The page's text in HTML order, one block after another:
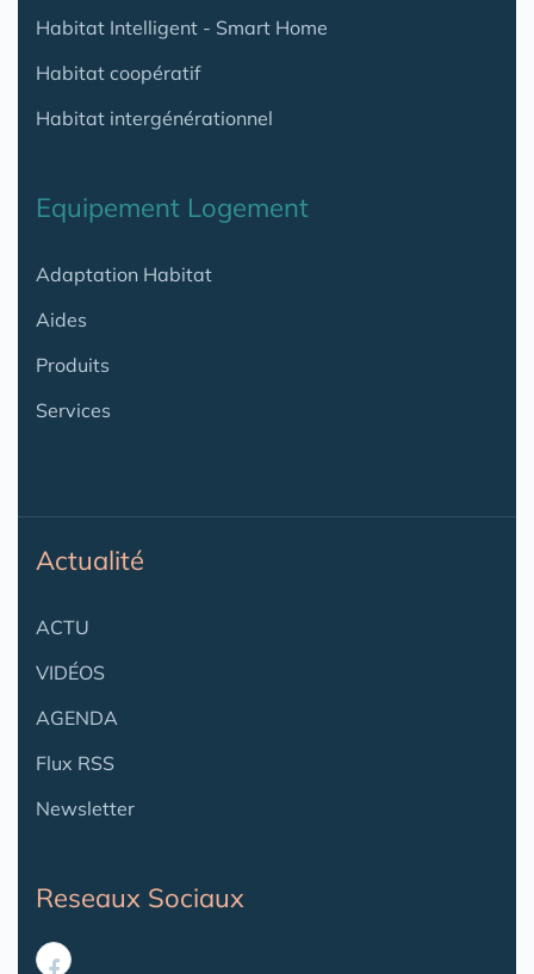
Habitat Intelligent - Smart Home
Habitat coopératif
Habitat intergénérationnel
Equipement Logement
Adaptation Habitat
Aides
Produits
Services
Actualité
ACTU
VIDÉOS
AGENDA
Flux RSS
Newsletter
Reseaux Sociaux